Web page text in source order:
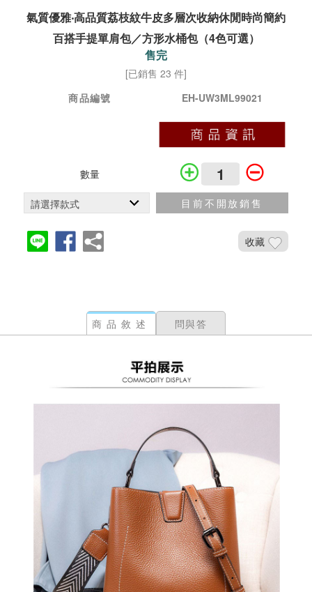
氣質優雅‧高品質荔枝紋牛皮多層次收納休閒時尚簡約
百搭手提單肩包／方形水桶包（4色可選）
售完
[已銷售 23 件]
商品編號
EH-UW3ML99021
數量
目前不開放銷售
收藏
商品敘述 問與答